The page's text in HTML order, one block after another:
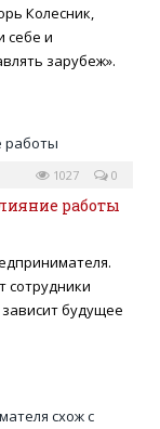
Колесник,
себе и
зарубеж».
0
1027
работы
сотрудники
будущее